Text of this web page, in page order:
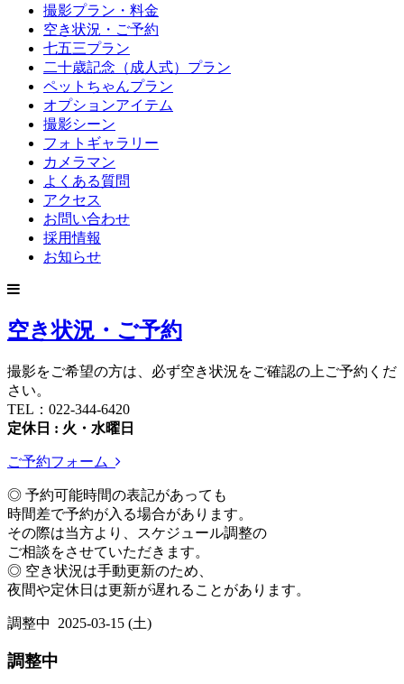
撮影プラン・料金
空き状況・ご予約
七五三プラン
二十歳記念（成人式）プラン
ペットちゃんプラン
オプションアイテム
撮影シーン
フォトギャラリー
カメラマン
よくある質問
アクセス
お問い合わせ
採用情報
お知らせ
空き状況・ご予約
撮影をご希望の方は、必ず空き状況をご確認の上ご予約くだ
さい。
TEL：022-344-6420
定休日 : 火・水曜日
ご予約フォーム
◎ 予約可能時間の表記があっても
時間差で予約が入る場合があります。
その際は当方より、スケジュール調整の
ご相談をさせていただきます。
◎ 空き状況は手動更新のため、
夜間や定休日は更新が遅れることがあります。
調整中 2025-03-15 (土)
調整中